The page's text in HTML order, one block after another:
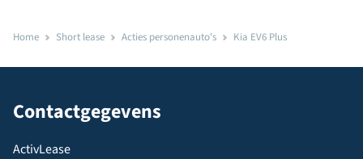
Home Short lease Acties personenauto's Kia EV6 Plus
Contactgegevens
ActivLease